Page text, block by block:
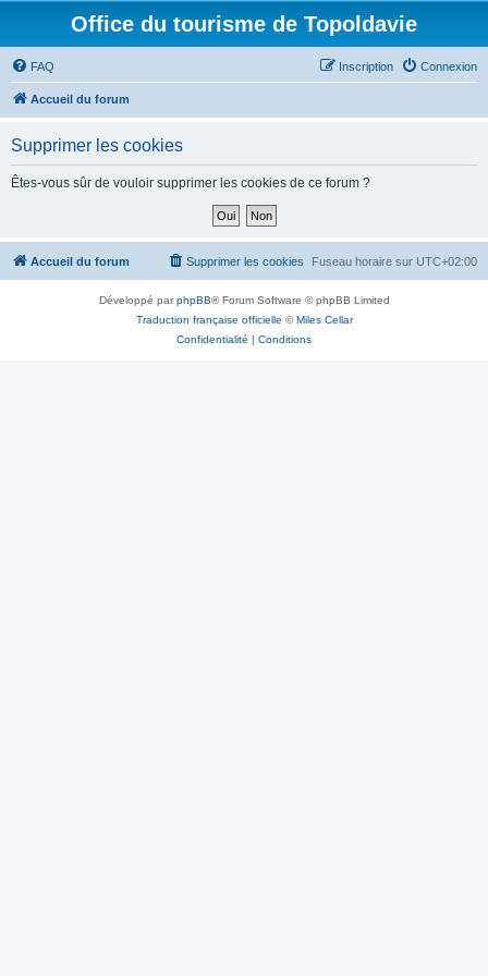
Office du tourisme de Topoldavie
FAQ Connexion
Inscription
Accueil du forum
Supprimer les cookies
Êtes-vous sûr de vouloir supprimer les cookies de ce forum ?
Accueil du forum Fuseau horaire sur UTC+02:00
Supprimer les cookies
Développé parphpBB® Forum Software © phpBB Limited
Traduction française officielle ©Miles Cellar
Confidentialité | Conditions